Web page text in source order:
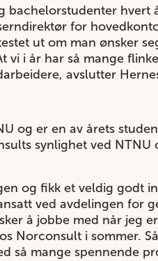
hvert
for
ut om man ønsker
i år har så mange
avslutter
og er en av årets
synlighet ved
og fikk et veldig godt
ved avdelingen for
å jobbe med når jeg
Norconsult i sommer.
så mange spennende